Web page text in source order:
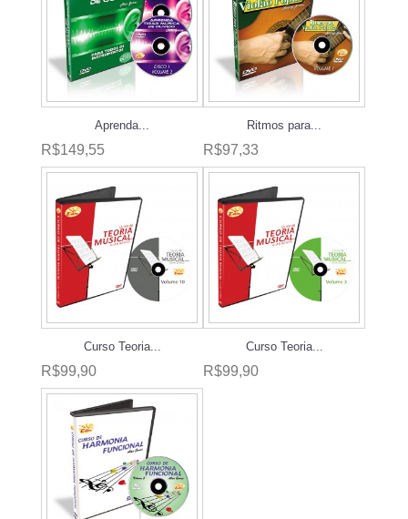
Aprenda...
R$149,55
Ritmos para...
R$97,33
Curso Teoria...
R$99,90
Curso Teoria...
R$99,90